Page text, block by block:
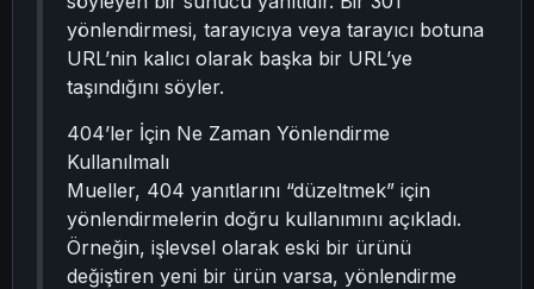
yönlendirmesi, tarayıcıya veya tarayıcı botuna
URL’nin kalıcı olarak başka bir URL’ye
taşındığını söyler.
404’ler İçin Ne Zaman Yönlendirme
Kullanılmalı
Mueller, 404 yanıtlarını “düzeltmek” için
yönlendirmelerin doğru kullanımını açıkladı.
Örneğin, işlevsel olarak eski bir ürünü
değiştiren yeni bir ürün varsa, yönlendirme